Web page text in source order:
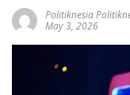
Politiknesia
May 3, 2026